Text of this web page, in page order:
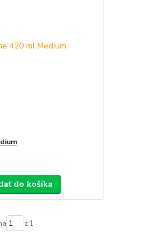
do košíka
z 1